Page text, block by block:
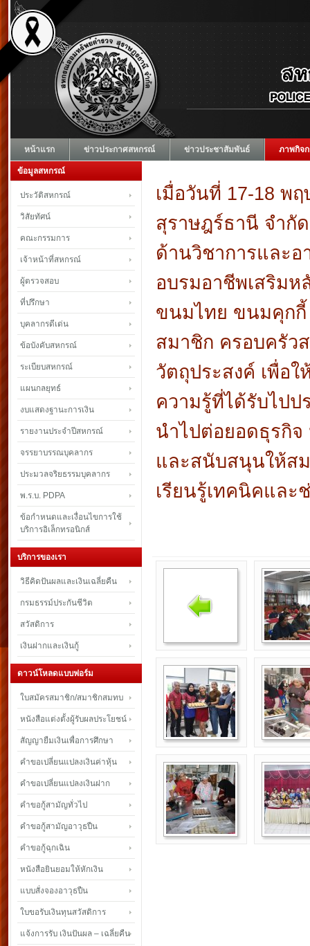
หน้าแรก ข่าวประกาศสหกรณ์ ข่าวประชาสัมพันธ์ ภาพกิจก
เมื่อวันที่ 17-18 พ
สุราษฎร์ธานี จำกั
ด้านวิชาการและอ
อบรมอาชีพเสริม
ขนมไทย ขนมคุกกี้
สมาชิก ครอบครัว
วัตถุประสงค์ เพื่อ
ความรู้ที่ได้รับไปป
นำไปต่อยอดธุรกิจ
และสนับสนุนให้ส
เรียนรู้เทคนิคและ
ข้อมูลสหกรณ์
ประวัติสหกรณ์
วิสัยทัศน์
คณะกรรมการ
เจ้าหน้าที่สหกรณ์
ผู้ตรวจสอบ
ที่ปรึกษา
บุคลากรดีเด่น
ข้อบังคับสหกรณ์
ระเบียบสหกรณ์
แผนกลยุทธ์
งบแสดงฐานะการเงิน
รายงานประจำปีสหกรณ์
จรรยาบรรณบุคลากร
ประมวลจริยธรรมบุคลากร
พ.ร.บ. PDPA
ข้อกำหนดและเงื่อนไขการใช้
บริการอิเล็กทรอนิกส์
บริการของเรา
วิธีคิดปันผลและเงินเฉลี่ยคืน
กรมธรรม์ประกันชีวิต
สวัสดิการ
เงินฝากและเงินกู้
ดาวน์โหลดแบบฟอร์ม
ใบสมัครสมาชิก/สมาชิกสมทบ
หนังสือแต่งตั้งผู้รับผลประโยชน์
สัญญายืมเงินเพื่อการศึกษา
คำขอเปลี่ยนแปลงเงินค่าหุ้น
คำขอเปลี่ยนแปลงเงินฝาก
คำขอกู้สามัญทั่วไป
คำขอกู้สามัญอาวุธปืน
คำขอกู้ฉุกเฉิน
หนังสือยินยอมให้หักเงิน
แบบสั่งจองอาวุธปืน
ใบขอรับเงินทุนสวัสดิการ
แจ้งการรับ เงินปันผล – เฉลี่ยคืน